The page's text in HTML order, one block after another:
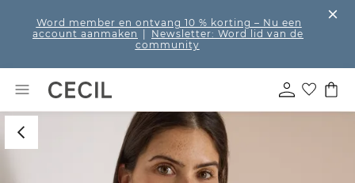
Word member en ontvang 10 % korting – Nu een
account aanmaken
Newsletter: Word lid van de
community